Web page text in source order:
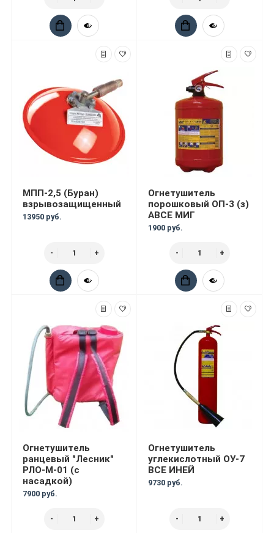
МПП-2,5 (Буран)
взрывозащищенный
13950 руб.
Огнетушитель
порошковый ОП-3 (з)
АВСЕ МИГ
1900 руб.
Огнетушитель
ранцевый "Лесник"
РЛО-М-01 (с
насадкой)
7900 руб.
Огнетушитель
углекислотный ОУ-7
ВСЕ ИНЕЙ
9730 руб.